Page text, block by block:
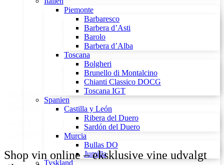
Piemonte
Barbaresco
Barbera d’Asti
Barolo
Barbera d’Alba
Toscana
Bolgheri
Brunello di Montalcino
Chianti Classico DOCG
Toscana IGT
Spanien
Castilla y León
Ribera del Duero
Sardón del Duero
Murcia
Bullas DO
Jumilla
Tyskland
Old Weka Pass Road Bell
Hill 2016
Shop vin online – eksklusive vine udvalgt